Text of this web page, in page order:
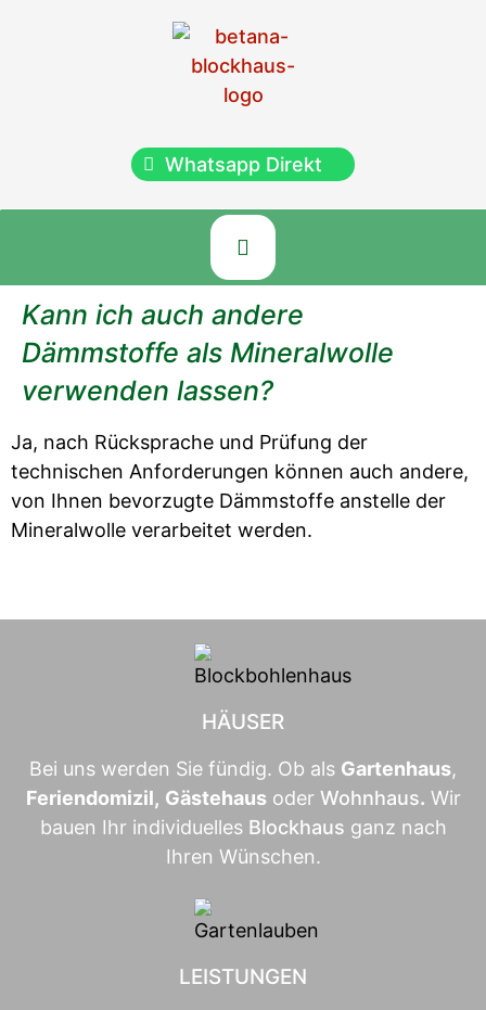
Whatsapp Direkt
Kann ich auch andere
Dämmstoffe als Mineralwolle
verwenden lassen?
Ja, nach Rücksprache und Prüfung der
technischen Anforderungen können auch andere,
von Ihnen bevorzugte Dämmstoffe anstelle der
Mineralwolle verarbeitet werden.
HÄUSER
Bei uns werden Sie fündig. Ob als Gartenhaus,
Feriendomizil, Gästehausoder Wohnhaus. Wir
bauen Ihr individuelles Blockhaus ganz nach
Ihren Wünschen.
LEISTUNGEN